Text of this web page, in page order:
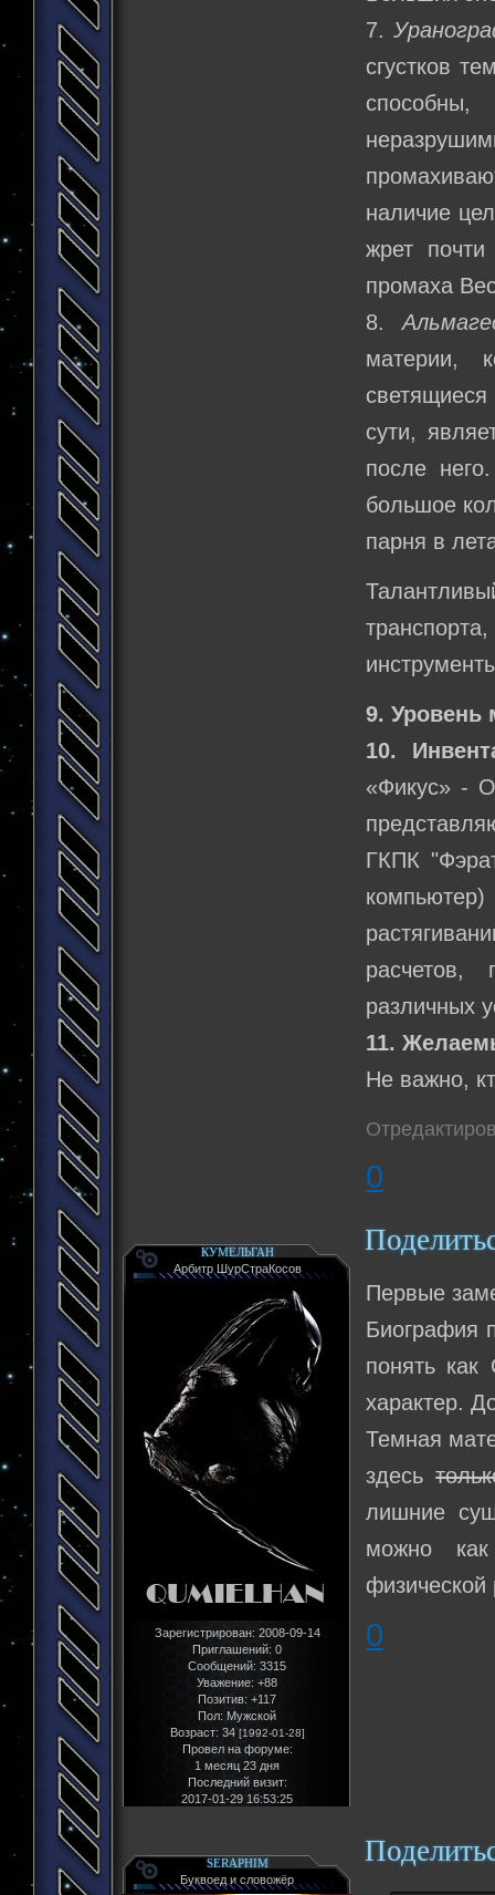
7.
сгустков
наличие
жрет
промаха
8.
материи,
сути,
после
большое
парня в
9. Уровень
10.
«Фикус» -
ГКПК
расчетов,
различных
11.
Не важно,
0
КУМЕЛЬГАН
Арбитр ШурСтраКосов
Зарегистрирован: 2008-09-14
Приглашений: 0
Сообщений: 3315
Уважение: +88
Позитив: +117
Пол: Мужской
Возраст: 34 [1992-01-28]
Провел на форуме:
1 месяц 23 дня
Последний визит:
2017-01-29 16:53:25
Первые
Биография
понять
характер.
Темная
здесь
лишние
можно
физической
0
SERAPHIM
Буквоед и словожёр